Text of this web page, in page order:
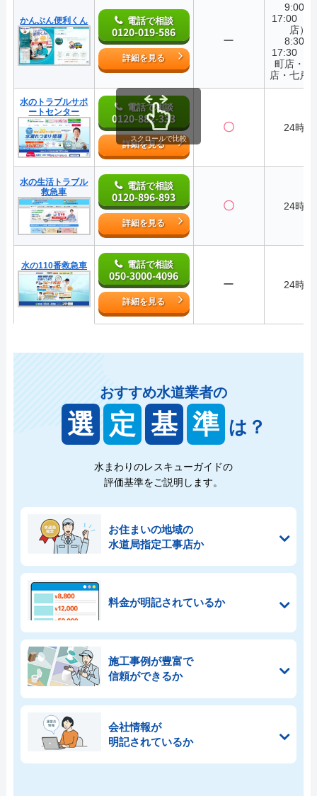
かんぶん便利くん 電話で相談
0120-019-586
詳細を見る
ー
9:00～
17:00（
店）
8:30～
17:30（
町店・三
店・七戸
水のトラブルサポ
ートセンター
電話で相談
0120-882-333
詳細を見る
〇 24時間
水の生活トラブル
救急車
電話で相談
0120-896-893
詳細を見る
〇 24時間
水の110番救急車 電話で相談
050-3000-4096
詳細を見る
ー 24時間
スクロールで比較
おすすめ水道業者の
選 定 基 準 は？
水まわりのレスキューガイドの
評価基準をご説明します。
お住まいの地域の
水道局指定工事店か
料金が明記されているか
施工事例が豊富で
信頼ができるか
会社情報が
明記されているか